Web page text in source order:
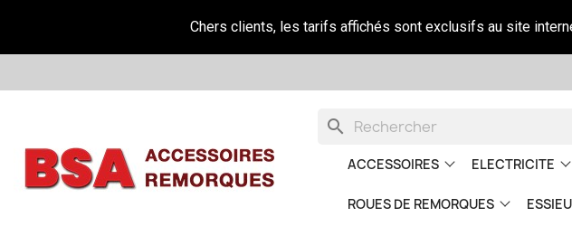
Chers clients, les tarifs affichés sont exclusifs au site
search
ACCESSOIRES ELECTRICITE
ROUES DE REMORQUES ESSIEU